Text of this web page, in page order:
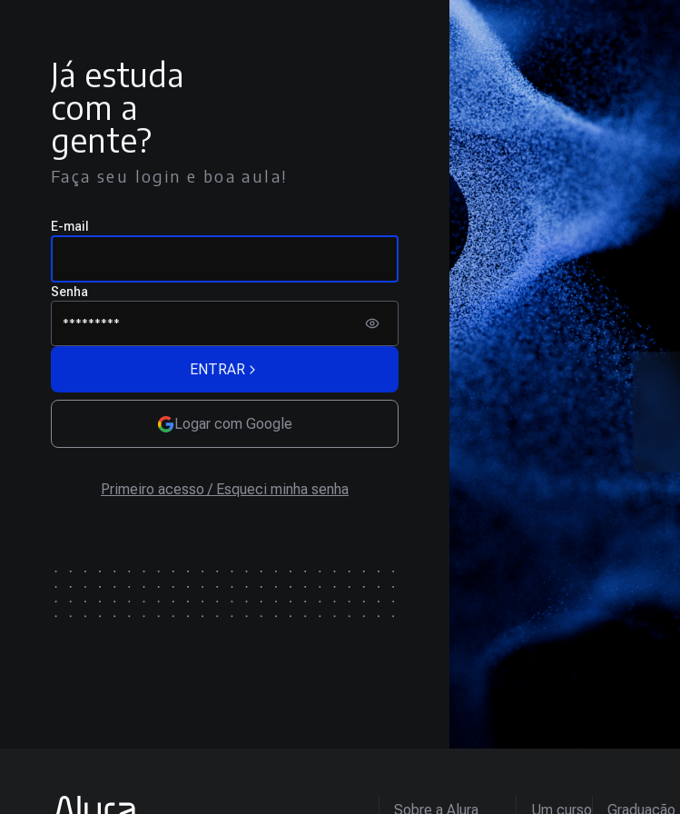
Já estuda
com a
gente?
Faça seu login e boa aula!
E-mail
Senha
ENTRAR
Logar com Google
Primeiro acesso / Esqueci minha senha
Sobre a Alura Um curso Graduação